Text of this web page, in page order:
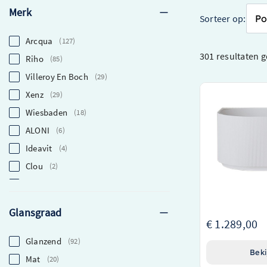
Merk
Arcqua 127
Riho 85
Villeroy En Boch 29
Xenz 29
Wiesbaden 18
ALONI 6
Ideavit 4
Clou 2
Glansgraad
Glanzend 92
Mat 20
Sorteer op:
301 resultaten
acryl mat wit
Stijlvol
uitstraling
€ 1.289,00